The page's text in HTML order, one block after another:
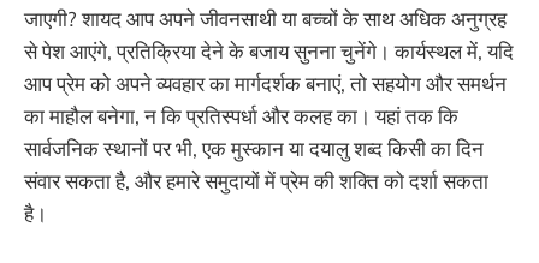
जाएगी? शायद आप अपने जीवनसाथी या बच्चों के साथ अधिक अनुग्रह
से पेश आएंगे, प्रतिक्रिया देने के बजाय सुनना चुनेंगे। कार्यस्थल में, यदि
आप प्रेम को अपने व्यवहार का मार्गदर्शक बनाएं, तो सहयोग और समर्थन
का माहौल बनेगा, न कि प्रतिस्पर्धा और कलह का। यहां तक कि
सार्वजनिक स्थानों पर भी, एक मुस्कान या दयालु शब्द किसी का दिन
संवार सकता है, और हमारे समुदायों में प्रेम की शक्ति को दर्शा सकता
है।